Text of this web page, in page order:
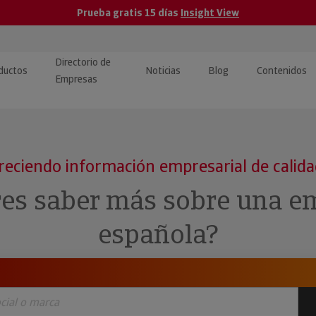
Prueba gratis 15 días Insight View
y ERP
· Recuperación de
Directorio de
Empresas
Noticias Blog Contenidos
Pública
Investigada
información empresarial de
saber más sobre una
española?